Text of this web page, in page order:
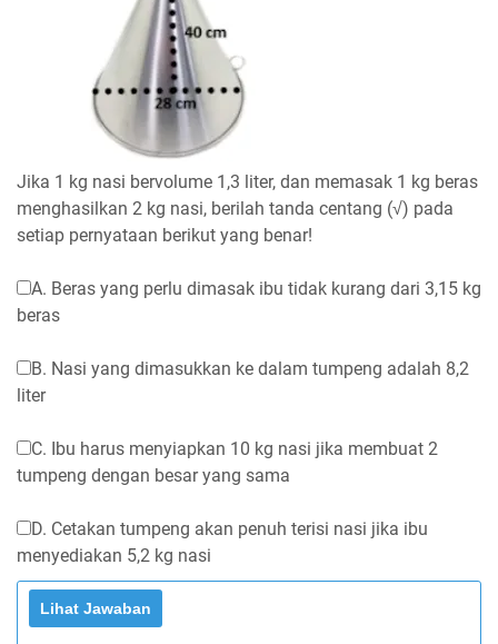
Jika 1 kg nasi bervolume 1,3 liter, dan memasak 1 kg beras
menghasilkan 2 kg nasi, berilah tanda centang (√) pada
setiap pernyataan berikut yang benar!
A. Beras yang perlu dimasak ibu tidak kurang dari 3,15 kg
beras
B. Nasi yang dimasukkan ke dalam tumpeng adalah 8,2
liter
C. Ibu harus menyiapkan 10 kg nasi jika membuat 2
tumpeng dengan besar yang sama
D. Cetakan tumpeng akan penuh terisi nasi jika ibu
menyediakan 5,2 kg nasi